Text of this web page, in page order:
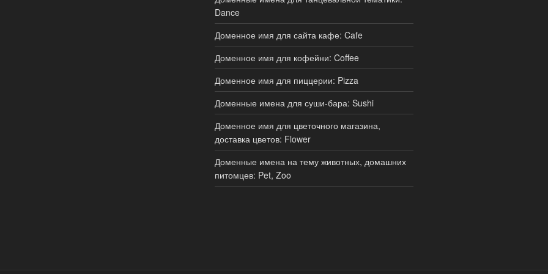
Dance
Доменное имя для сайта кафе: Cafe
Доменное имя для кофейни: Coffee
Доменное имя для пиццерии: Pizza
Доменные имена для суши-бара: Sushi
Доменное имя для цветочного магазина,
доставка цветов: Flower
Доменные имена на тему животных, домашних
питомцев: Pet, Zoo